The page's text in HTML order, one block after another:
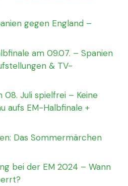
gegen England –
am 09.07. – Spanien
& TV-
08. Juli spielfrei – Keine
aufs EM-Halbfinale +
Das Sommermärchen
bei der EM 2024 – Wann